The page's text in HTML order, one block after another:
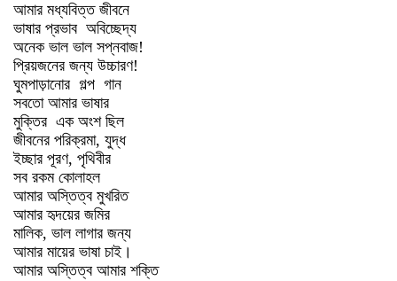
আমার মধ্যবিত্ত জীবনে
ভাষার প্রভাব অবিচ্ছেদ্য
অনেক ভাল ভাল সপ্নবাজ!
প্রিয়জনের জন্য উচ্চারণ!
ঘুমপাড়ানোর গল্প গান
সবতো আমার ভাষার
মুক্তির এক অংশ ছিল
জীবনের পরিক্রমা, যুদ্ধ
ইচ্ছার পূরণ, পৃথিবীর
সব রকম কোলাহল
আমার অস্তিত্ব মুখরিত
আমার হৃদয়ের জমির
মালিক, ভাল লাগার জন্য
আমার মায়ের ভাষা চাই।
আমার অস্তিত্ব আমার শক্তি